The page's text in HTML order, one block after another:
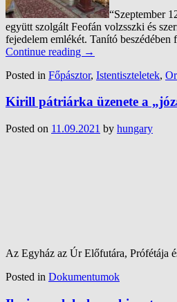
“Szeptember
együtt szolgált Feofán volzsszki és
fejedelem emlékét. Tanító
Continue reading →
Posted in Főpásztor, Istentiszteletek,
Kirill pátriárka üzenete a
Posted on 11.09.2021 by hungary
Az Egyház az Úr Előfutára, Prófétája
Posted in Dokumentumok